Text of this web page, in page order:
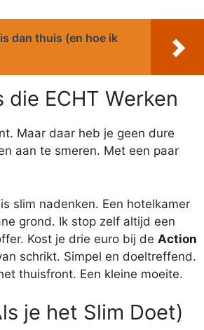
dan thuis (en hoe ik
ECHT Werken
Maar daar heb je geen dure
aan te smeren. Met een paar
slim nadenken. Een hotelkamer
grond. Ik stop zelf altijd een
Kost je drie euro bij de Action
schrikt. Simpel en doeltreffend.
thuisfront. Een kleine moeite.
je het Slim Doet)